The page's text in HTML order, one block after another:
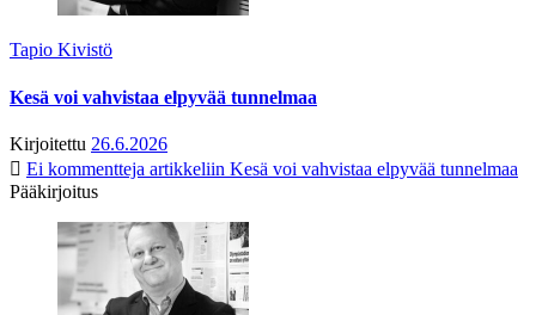
Tapio Kivistö
Kesä voi vahvistaa elpyvää tunnelmaa
Kirjoitettu 26.6.2026
Ei kommentteja artikkeliin Kesä voi vahvistaa elpyvää tunnelmaa
Pääkirjoitus